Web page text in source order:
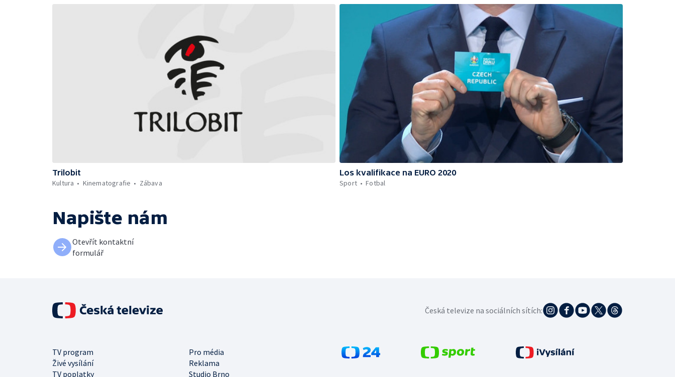
Trilobit
Kultura
Kinematografie Zábava
Los kvalifikace na EURO 2020
Sport
Fotbal
Napište nám
Otevřít kontaktní
formulář
TV program
Pro média
Živé vysílání
Reklama
TV poplatky
Studio Brno
Česká televize na sociálních sítích: